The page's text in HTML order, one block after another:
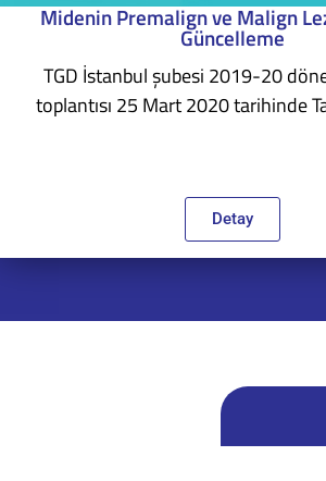
Midenin Premalign ve Malign
Güncelleme
TGD İstanbul şubesi 2019-20
toplantısı 25 Mart 2020 tarihinde
Detay